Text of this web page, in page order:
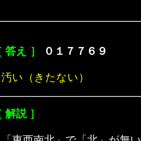
答え ］ ０１７７６９
汚い（きたない）
解説 ］